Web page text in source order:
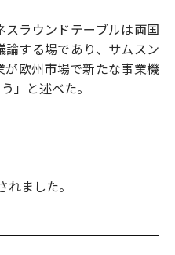
ラウンドテーブルは両国
する場であり、サムスン
欧州市場で新たな事業機
」と述べた。
ました。